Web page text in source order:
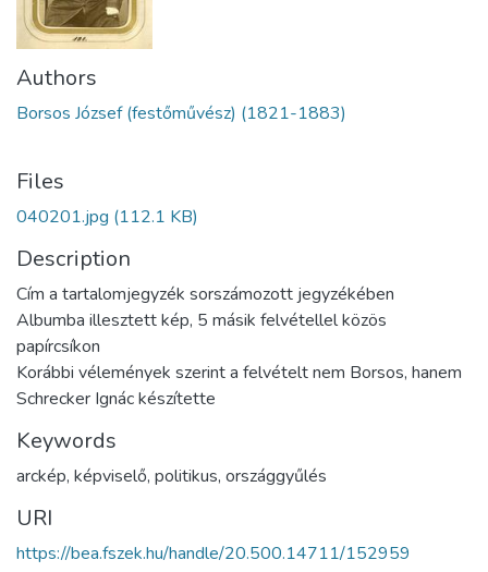
Authors
Borsos József (festőművész) (1821-1883)
Files
040201.jpg (112.1 KB)
Description
Cím a tartalomjegyzék sorszámozott jegyzékében
Albumba illesztett kép, 5 másik felvétellel közös
papírcsíkon
Korábbi vélemények szerint a felvételt nem Borsos, hanem
Schrecker Ignác készítette
Keywords
arckép, képviselő, politikus, országgyűlés
URI
https://bea.fszek.hu/handle/20.500.14711/152959